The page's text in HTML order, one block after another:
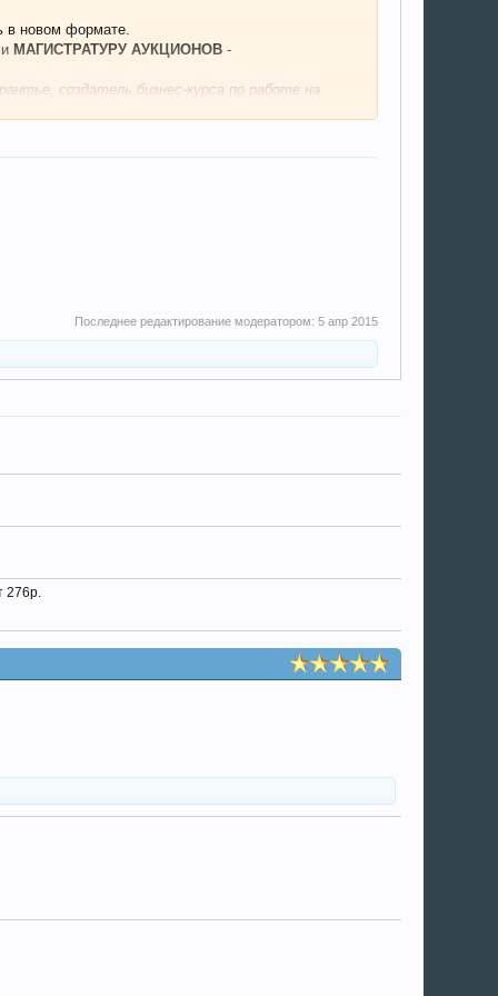
в новом формате.
МАГИСТРАТУРУ АУКЦИОНОВ -
создатель бизнес-курса по работе на
от 500 тыс., то за год я убедилась, что
рентной недвижимости без помощи
работы с инвесторами».
разы выше цены курса). Также Вас обучат
или сдачи в аренду.
и все необходимые документы:
Последнее редактирование модератором: 5 апр 2015
276р.